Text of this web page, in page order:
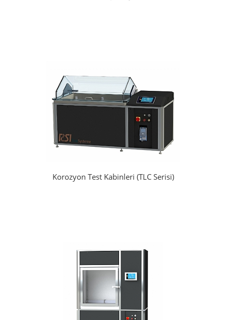
Korozyon Test Kabinleri (TLC Serisi)